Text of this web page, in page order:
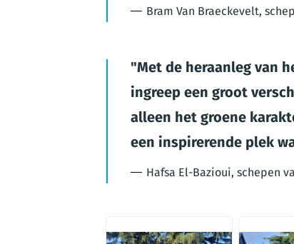
Bram Van Braeckevelt,
Met de heraanleg van
ingreep een groot
alleen het groene
een inspirerende plek
Hafsa El-Bazioui, schepen